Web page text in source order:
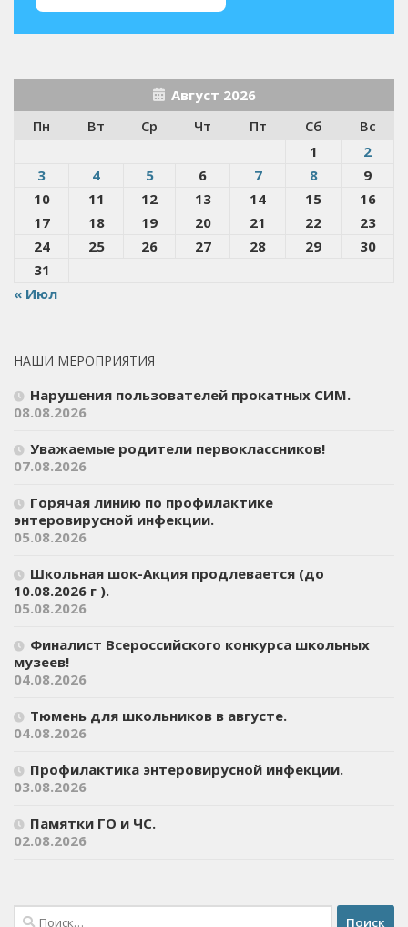
Август 2026
Пн
Вт Ср Чт Пт Сб
Вс
1
2
3
4 5 6 7 8
9
10
11 12 13 14 15
16
17
18 19 20 21 22
23
24
25 26 27 28 29
30
31
« Июл
НАШИ МЕРОПРИЯТИЯ
Нарушения пользователей прокатных СИМ.
08.08.2026
Уважаемые родители первоклассников!
07.08.2026
Горячая линию по профилактике
энтеровирусной инфекции.
05.08.2026
Школьная шок-Акция продлевается (до
10.08.2026 г ).
05.08.2026
Финалист Всероссийского конкурса школьных
музеев!
04.08.2026
Тюмень для школьников в августе.
04.08.2026
Профилактика энтеровирусной инфекции.
03.08.2026
Памятки ГО и ЧС.
02.08.2026
Найти: